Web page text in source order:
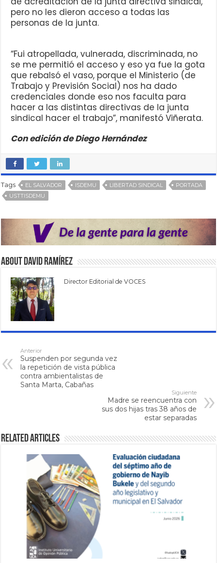
pero no les dieron acceso a todas las
personas de la junta.
“Fui atropellada, vulnerada, discriminada, no
se me permitió el acceso y eso ya fue la gota
que rebalsó el vaso, porque el Ministerio (de
Trabajo y Previsión Social) nos ha dado
credenciales donde eso nos faculta para
hacer a las distintas directivas de la junta
sindical hacer el trabajo”, manifestó Viñerata.
Con edición de Diego Hernández
Tags EL SALVADOR ISDEMU LIBERTAD SINDICAL
PORTADA
USTTISDEMU
About David Ramírez
Director Editorial de VOCES
Anterior
Suspenden por segunda vez
la repetición de vista pública
contra ambientalistas de
Santa Marta, Cabañas
Siguiente
Madre se reencuentra con
sus dos hijas tras 38 años de
estar separadas
Related Articles